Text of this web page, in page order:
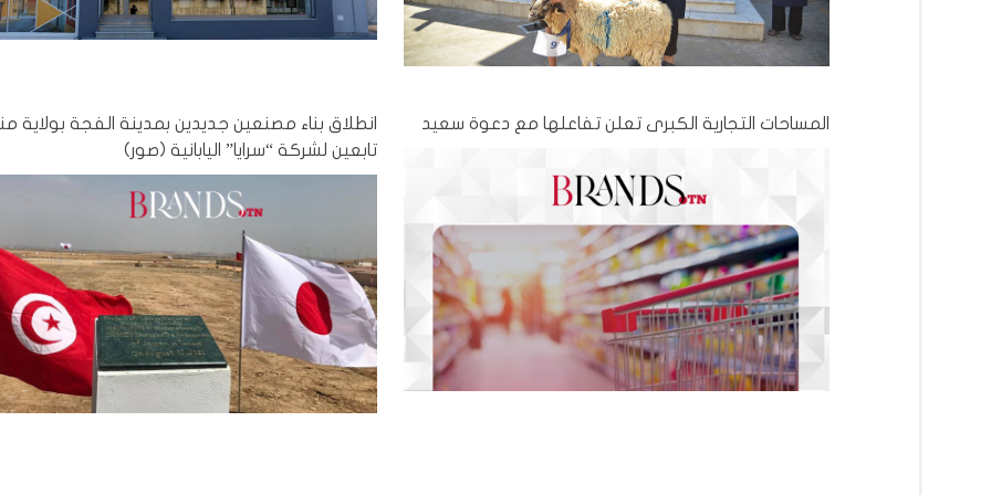
المساحات التجارية الكبرى تعلن تفاعلها مع دعوة سعيد
انطلاق بناء مصنعين جديدين بمدينة الفجة بولاية
تابعين لشركة “سرايا” اليابانية (صور)